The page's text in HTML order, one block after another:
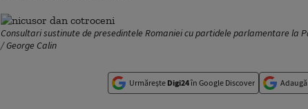
Consultari sustinute de presedintele Romaniei cu partidele parlamentare la
/ George Calin
Urmărește Digi24în Google Discover Adaugă